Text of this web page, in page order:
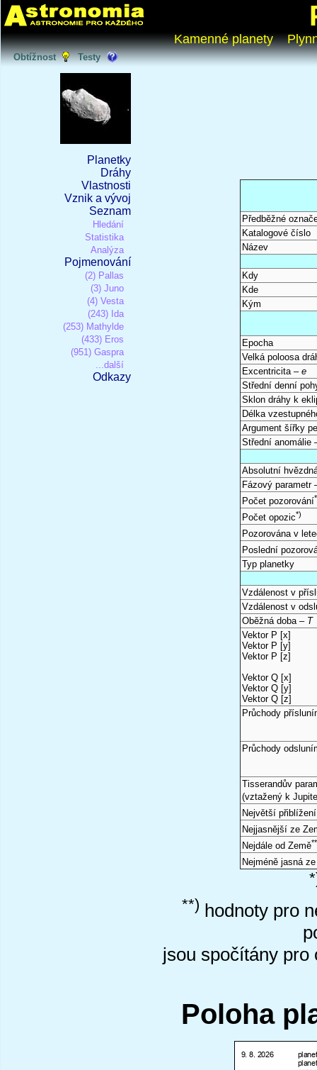
Kamenné planety
Obtížnost Testy
Planetky
Dráhy
Vlastnosti
Vznik a vývoj
Seznam
Hledání
Statistika
Analýza
Pojmenování
(2) Pallas
(3) Juno
(4) Vesta
(243) Ida
(253) Mathylde
(433) Eros
(951) Gaspra
...další
Odkazy
Předběžné
Katalogové číslo
Název
Kdy
Kde
Kým
Epocha
Velká poloosa
Excentricita –e
Střední denní
Sklon dráhy k
Délka
Argument šířky
Střední anomálie
Absolutní
Fázový parametr
Počet pozorování
Počet opozic*)
Pozorována v
Poslední
Typ planetky
Vzdálenost v
Vzdálenost v
Oběžná doba – T
Vektor P [x]
Vektor P [y]
Vektor P [z]
Vektor Q [x]
Vektor Q [y]
Vektor Q [z]
Průchody
Průchody
Tisserandův
(vztažený k
Největší
Nejjasnější ze
Nejdále od Země
Nejméně jasná
**) hodnoty pro
jsou spočítány pro
Poloha